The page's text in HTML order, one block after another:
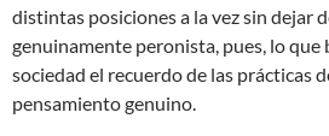
distintas posiciones a la vez sin dejar
genuinamente peronista, pues, lo que
sociedad el recuerdo de las prácticas
pensamiento genuino.